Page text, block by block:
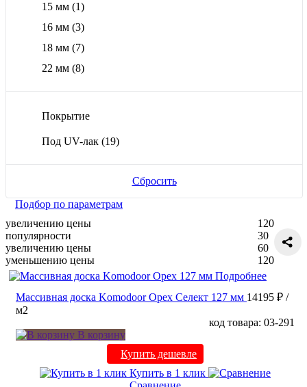
15 мм (1)
16 мм (3)
18 мм (7)
22 мм (8)
Покрытие
Под UV-лак (19)
Сбросить
Подбор по параметрам
увеличению цены
популярности
увеличению цены
уменьшению цены
120
30
60
120
Подробнее
Массивная доска Komodoor Орех Селект 127 мм 14195 ₽ /
м2
код товара: 03-291
В корзину
Купить дешевле
Купить в 1 клик